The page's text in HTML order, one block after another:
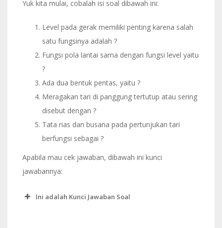
Yuk kita mulai, cobalah isi soal dibawah ini:
Level pada gerak memiliki penting karena salah
satu fungsinya adalah ?
Fungsi pola lantai sama dengan fungsi level yaitu
?
Ada dua bentuk pentas, yaitu ?
Meragakan tari di panggung tertutup atau sering
disebut dengan ?
Tata rias dan busana pada pertunjukan tari
berfungsi sebagai ?
Apabila mau cek jawaban, dibawah ini kunci
jawabannya:
Ini adalah Kunci Jawaban Soal